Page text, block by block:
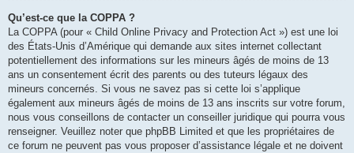
Qu’est-ce que la COPPA ?
La COPPA (pour « Child Online Privacy and Protection Act ») est une loi
des États-Unis d’Amérique qui demande aux sites internet collectant
potentiellement des informations sur les mineurs âgés de moins de 13
ans un consentement écrit des parents ou des tuteurs légaux des
mineurs concernés. Si vous ne savez pas si cette loi s’applique
également aux mineurs âgés de moins de 13 ans inscrits sur votre forum,
nous vous conseillons de contacter un conseiller juridique qui pourra vous
renseigner. Veuillez noter que phpBB Limited et que les propriétaires de
ce forum ne peuvent pas vous proposer d’assistance légale et ne doivent